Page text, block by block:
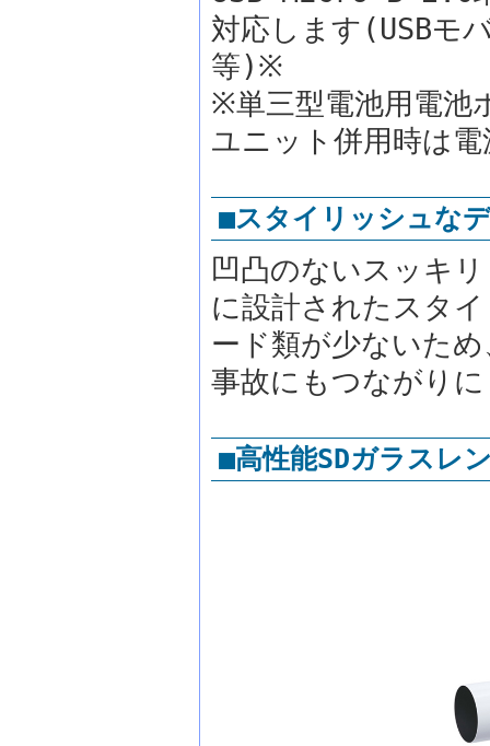
対応します(USBモ
等)※
※単三型電池用電池
ユニット併用時は
■スタイリッシュな
凹凸のないスッキ
に設計されたスタ
ード類が少ないた
事故にもつながり
■高性能SDガラスレ